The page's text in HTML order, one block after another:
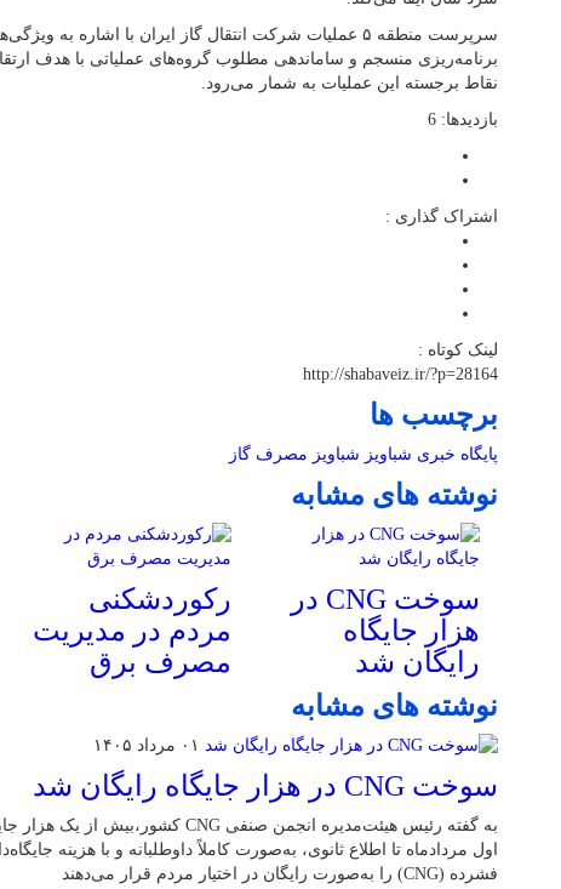
سرپرست منطقه ۵ عملیات شرکت انتقال گاز ایران با اشاره به
برنامه‌ریزی منسجم و ساماندهی مطلوب گروه‌های عملیاتی با هدف
نقاط برجسته این عملیات به شمار می‌رود.
بازدیدها: 6
اشتراک گذاری :
لینک کوتاه :
http://shabaveiz.ir/?p=28164
برچسب ها
پایگاه خبری شباویز شباویز مصرف گاز
نوشته های مشابه
سوخت CNG در
هزار جایگاه
رایگان شد
رکوردشکنی
مردم در مدیریت
مصرف برق
نوشته های مشابه
۰۱ مرداد ۱۴۰۵
سوخت CNG در هزار جایگاه رایگان شد
اول مردادماه تا اطلاع ثانوی، به‌صورت کاملاً داوطلبانه و با هزینه
فشرده (CNG) را به‌صورت رایگان در اختیار مردم قرار می‌دهند